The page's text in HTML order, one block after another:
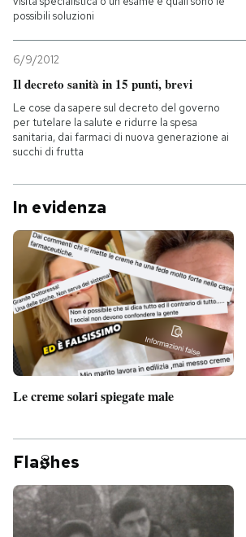
possibili soluzioni
6/9/2012
Il decreto sanità in 15 punti, brevi
Le cose da sapere sul decreto del governo
per tutelare la salute e ridurre la spesa
sanitaria, dai farmaci di nuova generazione ai
succhi di frutta
In evidenza
Le creme solari spiegate male
Fla hes